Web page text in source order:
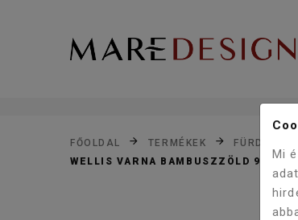
FŐOLDAL TERMÉKEK
WELLIS VARNA BAMBUSZZÖLD 90
Mi